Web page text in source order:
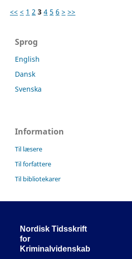
<< < 1 2 3 4 5 6 > >>
Sprog
English
Dansk
Svenska
Information
Til læsere
Til forfattere
Til bibliotekarer
Nordisk Tidsskrift
for
Kriminalvidenskab